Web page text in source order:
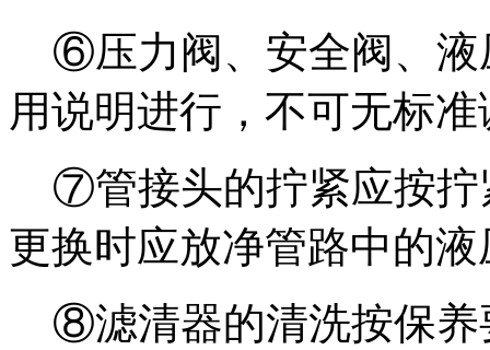
⑥压力阀、安全阀、液
用说明进行，不可无标
⑦管接头的拧紧应按拧
更换时应放净管路中的
⑧滤清器的清洗按保养